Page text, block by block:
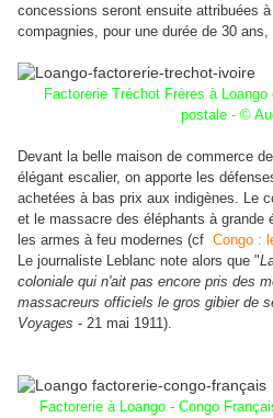
concessions seront ensuite attribuées
compagnies, pour une durée de 30
Factorerie Tréchot Frères à
postale - ©
Devant la belle maison de commerce
élégant escalier, on apporte les
achetées à bas prix aux indigènes. Le
et le massacre des éléphants à grande
les armes à feu modernes (cf Congo :
Le journaliste Leblanc note alors que "
coloniale qui n'ait pas encore pris des
massacreurs officiels le gros gibier de
Voyages - 21 mai 1911).
Factorerie à Loango - Congo